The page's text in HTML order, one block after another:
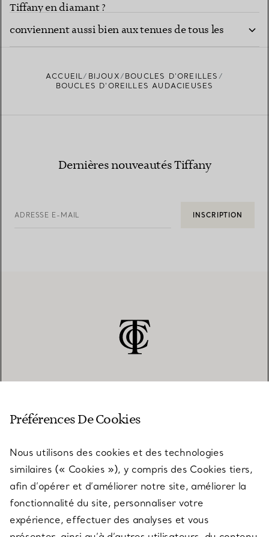
Tiffany en diamant ?
Quels styles de boucles d’oreilles de caractère
conviennent aussi bien aux tenues de tous les
ACCUEIL BIJOUX
BOUCLES D’OREILLES
BOUCLES D’OREILLES AUDACIEUSES
Dernières nouveautés Tiffany
ADRESSE E-MAIL INSCRIPTION
SERVICES
À PROPOS
Préférences De Cookies
Nous utilisons des cookies et des technologies
similaires (« Cookies »), y compris des Cookies tiers,
afin d’opérer et d’améliorer notre site, améliorer la
fonctionnalité du site, personnaliser votre
expérience, effectuer des analyses et vous